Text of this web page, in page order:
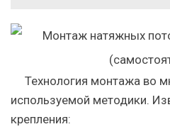
Технология монтажа во
используемой методики.
крепления: